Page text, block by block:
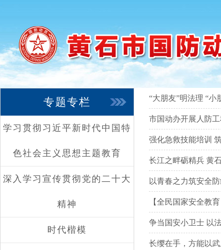
专题专栏
学习贯彻习近平新时代中国特
色社会主义思想主题教育
深入学习宣传贯彻党的二十大
精神
时代楷模
“大朋友”明法理 “
市国动办开展人防
强化急救技能培训
长江之畔砺精兵 黄
以青春之力筑安全
【全民国家安全教
争当国安小卫士 以
长缨在手，方能以